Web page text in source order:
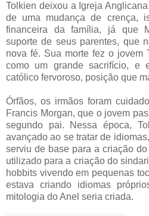
Tolkien deixou a Igreja
de uma mudança de crença,
financeira da família, já que
suporte de seus parentes, que
nova fé. Sua morte fez o jovem
como um grande sacrifício, e
católico fervoroso, posição que
Órfãos, os irmãos foram
Francis Morgan, que o jovem
segundo pai. Nessa época,
avançado ao se tratar de
serviu de base para a criação
utilizado para a criação do
hobbits vivendo em pequenas
estava criando idiomas
mitologia do Anel seria criada.